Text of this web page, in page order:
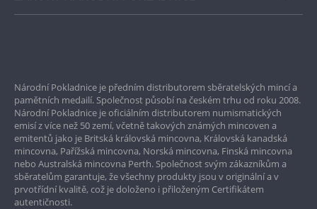
Garance nejvyšší kvality
Pouze originální produkty
Národní Pokladnice je předním distributorem sběratelských mincí a
pamětních medailí. Společnost působí na českém trhu od roku 2008.
Národní Pokladnice je oficiálním distributorem numismatických
emisí z více než 50 zemí, včetně takových známých mincoven a
emitentů jako je Britská královská mincovna, Královská kanadská
mincovna, Pařížská mincovna, Norská mincovna, Finská mincovna
nebo Australská mincovna Perth. Společnost svým zákazníkům a
sběratelům garantuje, že všechny produkty jsou v originální a v
prvotřídní kvalitě, což je doloženo i přiloženým Certifikátem
autentičnosti.